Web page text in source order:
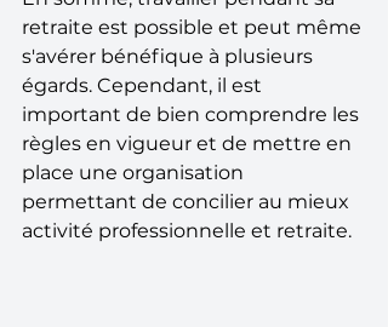
retraite est possible et peut même
s'avérer bénéfique à plusieurs
égards. Cependant, il est
important de bien comprendre les
règles en vigueur et de mettre en
place une organisation
permettant de concilier au mieux
activité professionnelle et retraite.